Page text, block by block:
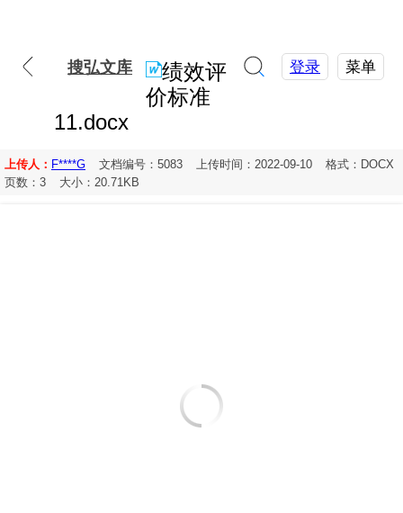
菜单
登录
搜弘文库
绩效评
价标准
11.docx
上传人： F****G 文档编号：5083 上传时间：2022-09-10
格式：DOCX
页数：3
大小：20.71KB